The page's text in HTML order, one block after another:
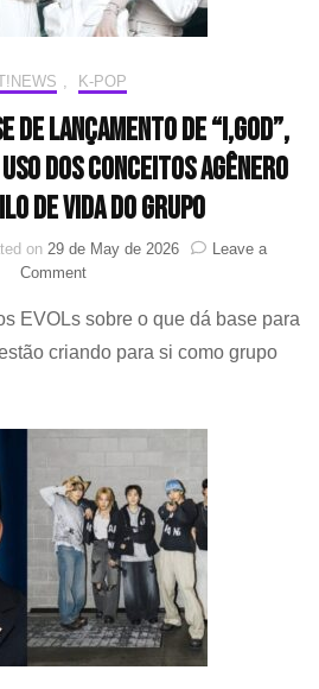
K-POP
de lançamento de “I,God”,
dos conceitos agênero
de vida do grupo
on 29 de May de 2026
Leave a
Commenton
Showcase
de
lançamento
o
uso
dos
conceitos
agênero
como
estilo
de
EVOLs sobre o que dá base para
criando para si como grupo